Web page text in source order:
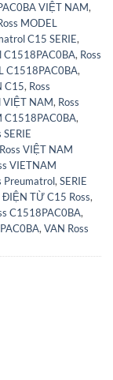
VIỆT NAM,
MODEL
C15 SERIE,
C1518PAC0BA, Ross
C1518PAC0BA,
C15, Ross
VIỆT NAM, Ross
C1518PAC0BA,
SERIE
Ross VIỆT NAM
VIETNAM
Preumatrol,SERIE
ĐIỆN TỪ C15 Ross,
C1518PAC0BA,
,VAN Ross